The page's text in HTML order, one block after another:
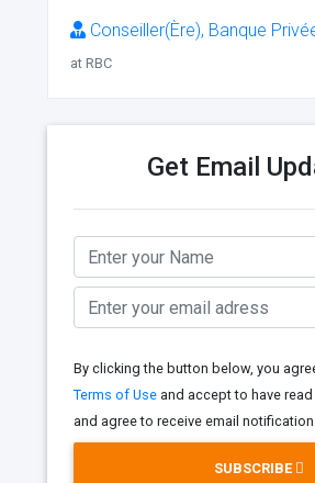
Conseiller(Ère), Banque
at RBC
Get Email
By clicking the button below, you
Terms of Use and accept to have
and agree to receive email
SUBSCRIBE